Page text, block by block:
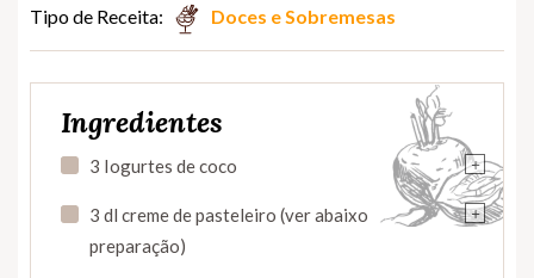
Tipo de Receita: Doces e Sobremesas
Ingredientes
+
3 Iogurtes de coco
+
3 dl creme de pasteleiro (ver abaixo
preparação)